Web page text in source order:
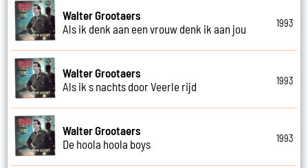
Walter Grootaers
Als ik denk aan een vrouw denk ik aan jou
1993
Walter Grootaers
Als ik s nachts door Veerle rijd
1993
Walter Grootaers
De hoola hoola boys
1993